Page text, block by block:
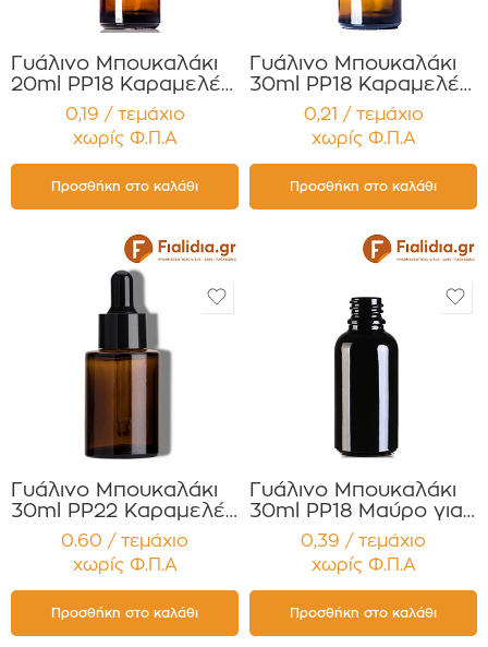
Γυάλινο Μπουκαλάκι
20ml PP18 Καραμελέ
για Αιθέρια Έλαια ,
Βάμματα , Αρώματα
Συσκευασία 12
τεμαχίων
0,19 / τεμάχιο
χωρίς Φ.Π.Α
Προσθήκη στο καλάθι
Γυάλινο Μπουκαλάκι
30ml PP18 Καραμελέ
για Αιθέρια Έλαια ,
Βάμματα , Αρώματα
Συσκευασία 12
τεμαχίων
0,21 / τεμάχιο
χωρίς Φ.Π.Α
Προσθήκη στο καλάθι
Γυάλινο Μπουκαλάκι
30ml PP22 Καραμελέ
με Μαύρη πιπέττα
Αλουμινίου για Serum
, Αιθέρια
Έλαια,φαρμακευτικά
προϊόντα Συσκευασία
12 τεμαχίων
0.60 / τεμάχιο
χωρίς Φ.Π.Α
Προσθήκη στο καλάθι
Γυάλινο Μπουκαλάκι
30ml PP18 Μαύρο για
Αιθέρια Έλαια
,Βάμματα ,Αρώματα
Συσκευασία 12
τεμαχίων
0,39 / τεμάχιο
χωρίς Φ.Π.Α
Προσθήκη στο καλάθι